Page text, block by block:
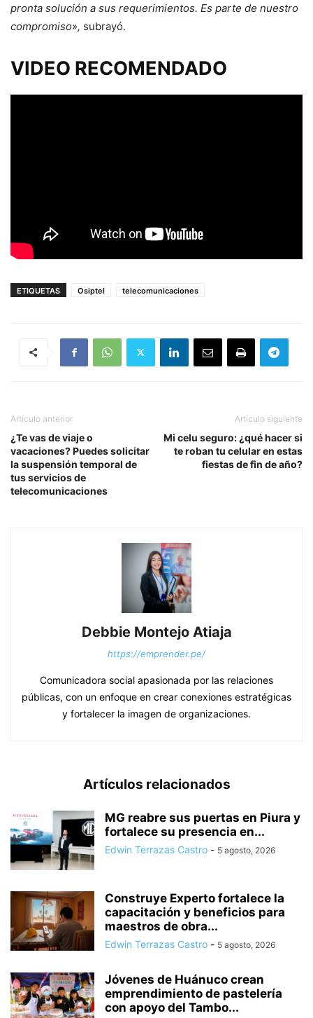
pronta solución a sus requerimientos. Es parte de nuestro
compromiso», subrayó.
VIDEO RECOMENDADO
ETIQUETAS Osiptel telecomunicaciones
Artículo anterior
¿Te vas de viaje o
vacaciones? Puedes solicitar
la suspensión temporal de
tus servicios de
telecomunicaciones
Artículo siguiente
Mi celu seguro: ¿qué hacer si
te roban tu celular en estas
fiestas de fin de año?
Debbie Montejo Atiaja
https://emprender.pe/
Comunicadora social apasionada por las relaciones
públicas, con un enfoque en crear conexiones estratégicas
y fortalecer la imagen de organizaciones.
Artículos relacionados
MG reabre sus puertas en Piura y
fortalece su presencia en...
Edwin Terrazas Castro - 5 agosto, 2026
Construye Experto fortalece la
capacitación y beneficios para
maestros de obra...
Edwin Terrazas Castro - 5 agosto, 2026
Jóvenes de Huánuco crean
emprendimiento de pastelería
con apoyo del Tambo...